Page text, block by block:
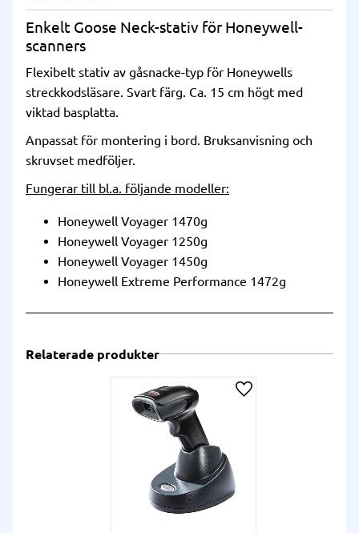
Enkelt Goose Neck-stativ för Honeywell-
scanners
Flexibelt stativ av gåsnacke-typ för Honeywells
streckkodsläsare. Svart färg. Ca. 15 cm högt med
viktad basplatta.
Anpassat för montering i bord. Bruksanvisning och
skruvset medföljer.
Fungerar till bl.a. följande modeller:
Honeywell Voyager 1470g
Honeywell Voyager 1250g
Honeywell Voyager 1450g
Honeywell Extreme Performance 1472g
Relaterade produkter
Lägg till i önskelista